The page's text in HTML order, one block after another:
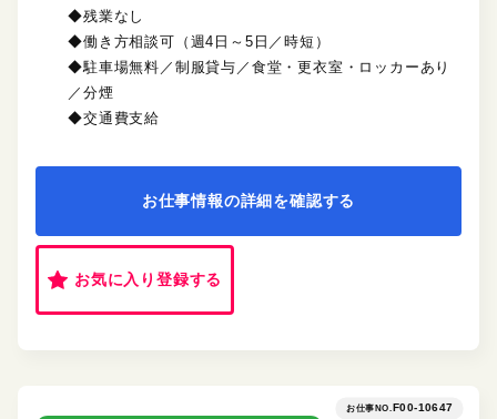
◆残業なし
◆働き方相談可（週4日～5日／時短）
◆駐車場無料／制服貸与／食堂・更衣室・ロッカーあり
／分煙
◆交通費支給
お仕事情報の詳細を確認する
お気に入り登録する
お仕事NO. F00-10647